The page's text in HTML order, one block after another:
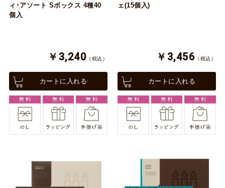
ィ･アソート Sボックス 4種40
個入
￥3,240 （税込）
カートに入れる
ェ(15個入)
￥3,456 （税込）
カートに入れる